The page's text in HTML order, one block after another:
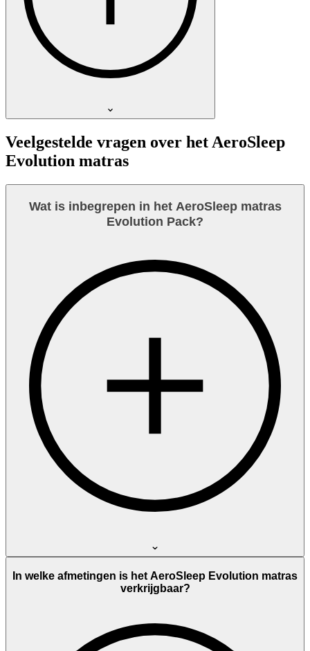
Veelgestelde vragen over het AeroSleep
Evolution matras
Wat is inbegrepen in het AeroSleep matras
Evolution Pack?
In welke afmetingen is het AeroSleep Evolution matras
verkrijgbaar?